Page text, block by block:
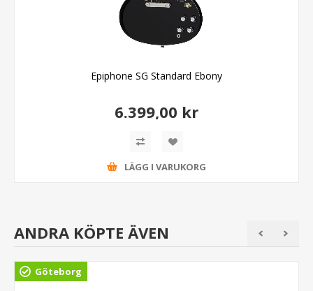
Epiphone SG Standard Ebony
6.399,00 kr
LÄGG I VARUKORG
ANDRA KÖPTE ÄVEN
Göteborg